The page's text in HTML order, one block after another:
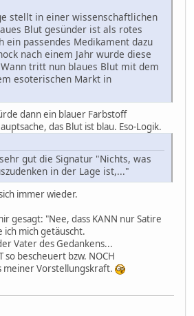
stellt in einer wissenschaftlichen
Blut gesünder ist als rotes
ein passendes Medikament dazu
nach einem Jahr wurde diese
tritt nun blaues Blut mit dem
esoterischen Markt in
dann ein blauer Farbstoff
das Blut ist blau. Eso-Logik.
gut die Signatur "Nichts, was
in der Lage ist,..."
immer wieder.
gesagt: "Nee, dass KANN nur Satire
mich getäuscht.
Vater des Gedankens...
so bescheuert bzw. NOCH
meiner Vorstellungskraft.